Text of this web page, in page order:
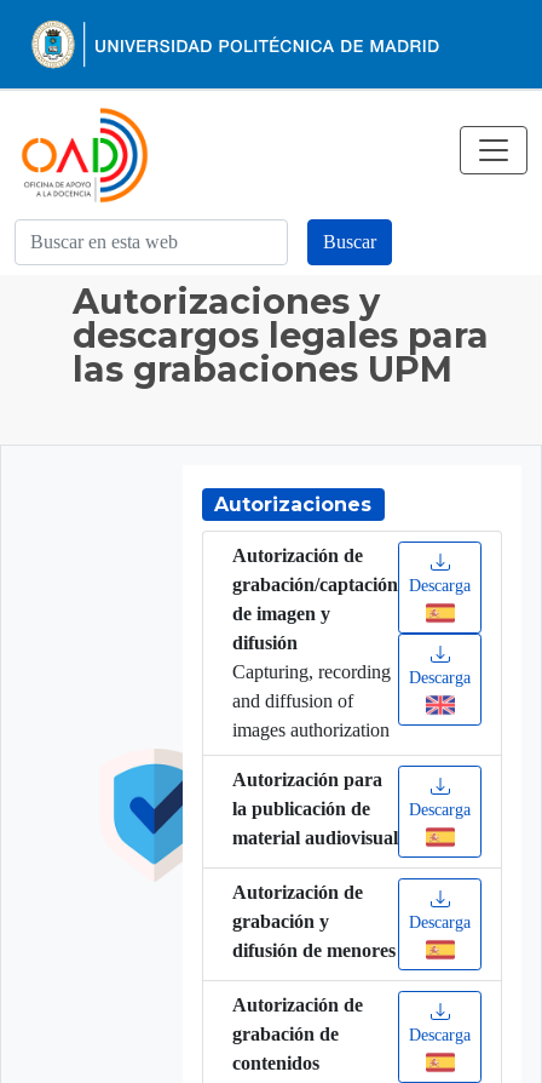
Buscar en esta web Buscar
Autorizaciones y
descargos legales para
las grabaciones UPM
Autorizaciones
Autorización de
grabación/captación
de imagen y
difusión
Capturing, recording
and diffusion of
images authorization
Descarga
Descarga
Autorización para
la publicación de
material audiovisual
Descarga
Autorización de
grabación y
difusión de menores
Descarga
Autorización de
grabación de
contenidos
Descarga